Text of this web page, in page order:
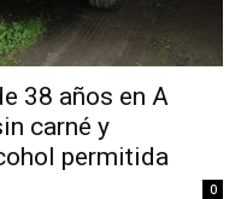
38 años en A
carné y
permitida
0